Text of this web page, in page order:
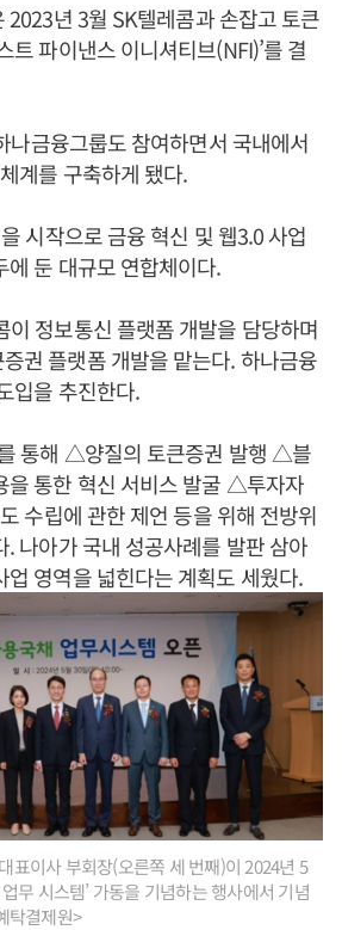
2023년 3월 SK텔레콤과 손잡고 토큰
트 파이낸스 이니셔티브(NFI)’를 결
나금융그룹도 참여하면서 국내에서
계를 구축하게 됐다.
시작으로 금융 혁신 및 웹3.0 사업
에 둔 대규모 연합체이다.
이 정보통신 플랫폼 개발을 담당하며
권 플랫폼 개발을 맡는다. 하나금융
입을 추진한다.
통해 △양질의 토큰증권 발행 △블
을 통한 혁신 서비스 발굴 △투자자
수립에 관한 제언 등을 위해 전방위
. 나아가 국내 성공사례를 발판 삼아
업 영역을 넓힌다는 계획도 세웠다.
표이사 부회장(오른쪽 세 번째)이 2024년 5
무 시스템’ 가동을 기념하는 행사에서 기념
탁결제원>